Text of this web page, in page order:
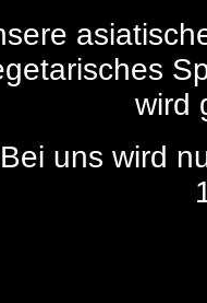
wird
Bei uns wird